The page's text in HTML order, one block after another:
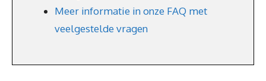
Meer informatie in onze FAQ met
veelgestelde vragen